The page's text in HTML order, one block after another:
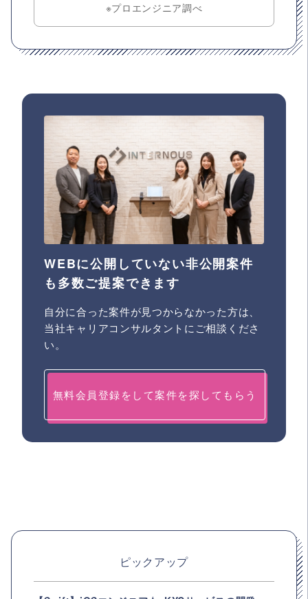
※プロエンジニア調べ
WEBに公開していない非公開案件
も多数ご提案できます
自分に合った案件が見つからなかった方は、
当社キャリアコンサルタントにご相談くださ
い。
無料会員登録をして案件を探してもらう
ピックアップ